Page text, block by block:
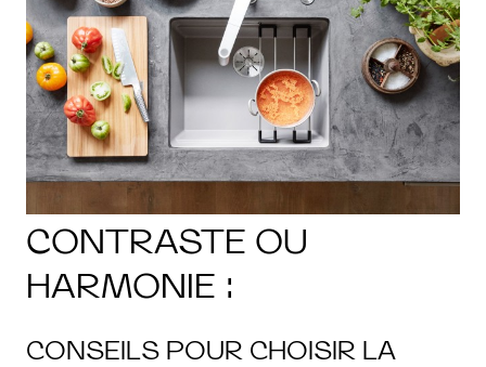
CONTRASTE OU
HARMONIE :
CONSEILS POUR CHOISIR LA